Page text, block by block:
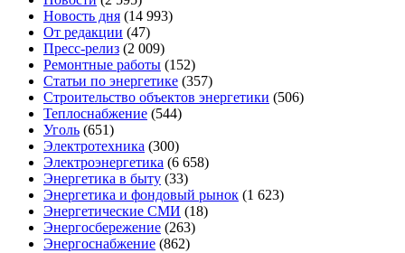
Новость дня (14 993)
От редакции (47)
Пресс-релиз (2 009)
Ремонтные работы (152)
Статьи по энергетике (357)
Строительство объектов энергетики (506)
Теплоснабжение (544)
Уголь (651)
Электротехника (300)
Электроэнергетика (6 658)
Энергетика в быту (33)
Энергетика и фондовый рынок (1 623)
Энергетические СМИ (18)
Энергосбережение (263)
Энергоснабжение (862)